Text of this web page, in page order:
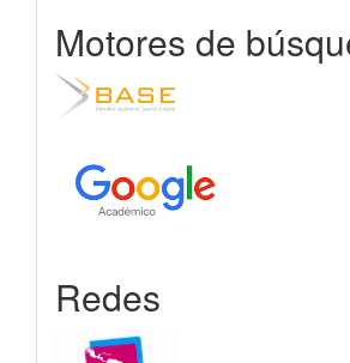
Motores de
Redes